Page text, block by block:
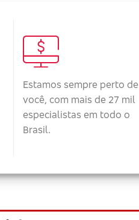
Estamos sempre perto de
você, com mais de 27 mil
especialistas em todo o
Brasil.